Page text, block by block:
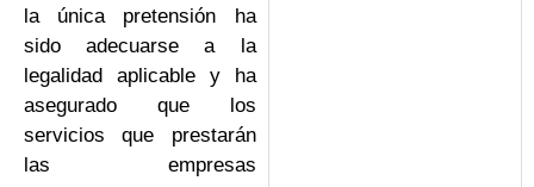
la única pretensión ha
sido adecuarse a la
legalidad aplicable y ha
asegurado que los
servicios que prestarán
las empresas